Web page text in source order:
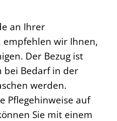
an Ihrer
empfehlen wir Ihnen,
Der Bezug ist
bei Bedarf in der
werden.
Pflegehinweise auf
Sie mit einem